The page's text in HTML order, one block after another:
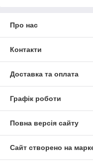
Про нас
Контакти
Доставка та оплата
Графік роботи
Повна версія сайту
Сайт створено на